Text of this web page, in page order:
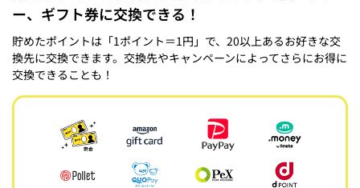
ー、ギフト券に交換できる！
貯めたポイントは「1ポイント＝1円」で、20以上あるお好きな交
換先に交換できます。交換先やキャンペーンによってさらにお得に
交換できることも！